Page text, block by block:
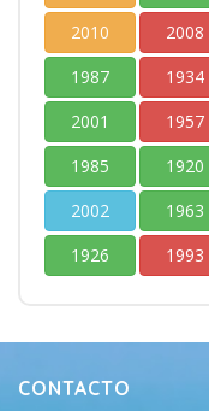
2010
2008
1987
1934
2001
1957
1985
1920
2002
1963
1926
1993
CONTACTO